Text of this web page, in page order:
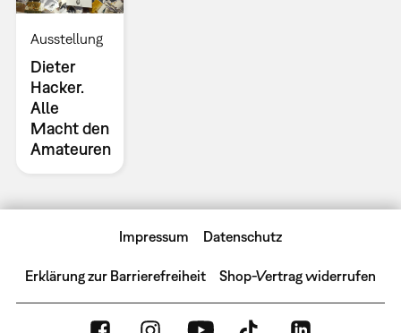
Ausstellung
Dieter
Hacker.
Alle
Macht den
Amateuren
Impressum Datenschutz
Erklärung zur Barrierefreiheit Shop-Vertrag widerrufen